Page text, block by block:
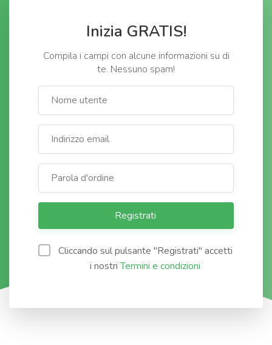
Inizia GRATIS!
Compila i campi con alcune informazioni su di
te. Nessuno spam!
Registrati
Cliccando sul pulsante "Registrati" accetti
i nostriTermini e condizioni